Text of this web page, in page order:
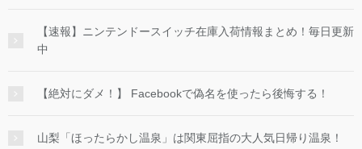
【速報】ニンテンドースイッチ在庫入荷情報まとめ！毎日更新
中
【絶対にダメ！】 Facebookで偽名を使ったら後悔する！
山梨「ほったらかし温泉」は関東屈指の大人気日帰り温泉！